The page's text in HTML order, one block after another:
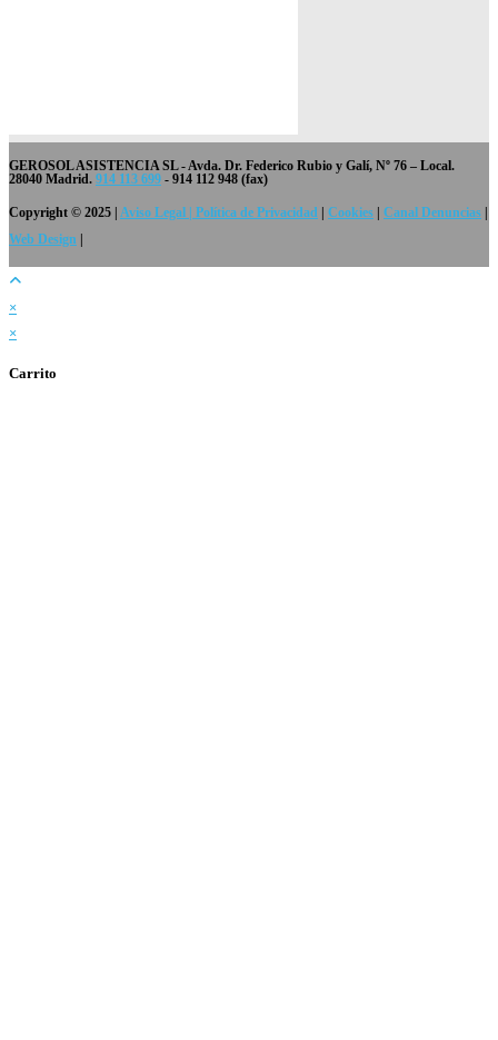
GEROSOL ASISTENCIA SL- Avda. Dr. Federico Rubio y Galí, Nº 76 – Local.
28040 Madrid. 914 113 699 - 914 112 948 (fax)
Copyright © 2025 | Aviso Legal | Política de Privacidad Cookies Canal Denuncias
Web Design
×
×
Carrito